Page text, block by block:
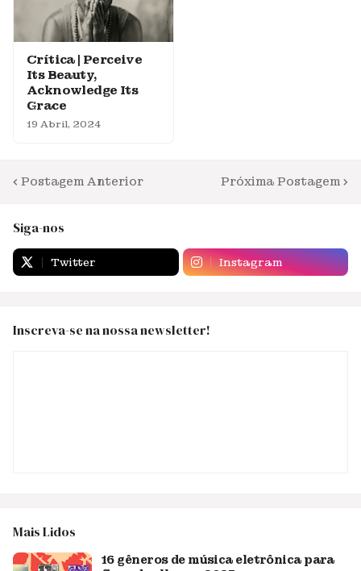
Crítica | Perceive
Its Beauty,
Acknowledge Its
Grace
19 Abril, 2024
Postagem Anterior Próxima Postagem
Siga-nos
Twitter Instagram
Inscreva-se na nossa newsletter!
Mais Lidos
16 gêneros de música eletrônica para